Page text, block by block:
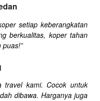
setiap keberangkatan
berkualitas, koper tahan
travel kami. Cocok untuk
dibawa. Harganya juga